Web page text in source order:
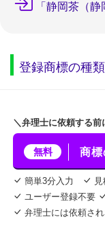
「静岡茶（
登録商標の種
＼弁理士に依頼する
無料 商
簡単3分入力
ユーザー登録不要
弁理士には依頼さ